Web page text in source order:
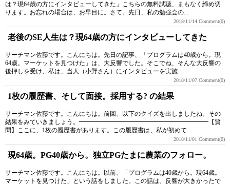
は？現64歳の方にインタビューしてきた」こちらの無料試聴、まもなく締め切
ります。お忘れの場合は、お早目に。さて。先日、私の勉強会の...
2018/11/14 Comment(0)
老後のSE人生は？現64歳の方にインタビューしてきた
サーチマン佐藤です。こんにちは。先日の記事、「プログラムは40歳から。現
64歳。マーケットを見つけた」は、大反響でした。そこでね、そんな大反響の
後押しを受け、私は、当人（小野さん）にインタビューを実施...
2018/11/07 Comment(0)
1枚の履歴書、そして面接。採用する? の結果
サーチマン佐藤です。こんにちは。前回、以下のクイズを出しましたね。その
結果をみていきましょう。━━━━━━━━━━━━━━━━━━━━━【質
問】ここに、1枚の履歴書があります。この履歴書は、私が初めて...
2018/11/01 Comment(0)
現64歳。PG40歳から。独立PGたまに農業のフォロー。
サーチマン佐藤です。こんにちは。以前、「プログラムは40歳から。現64歳。
マーケットを見つけた」という話をしました。この話は、反響が大きかったで